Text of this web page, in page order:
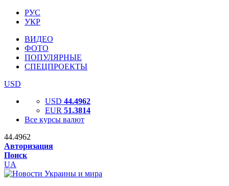
РУС
УКР
ВИДЕО
ФОТО
ПОПУЛЯРНЫЕ
СПЕЦПРОЕКТЫ
USD
USD 44.4962
EUR 51.3814
Все курсы валют
44.4962
Авторизация
Поиск
UA